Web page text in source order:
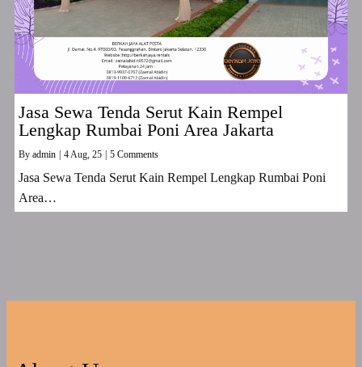
Jasa Sewa Tenda Serut Kain Rempel
Lengkap Rumbai Poni Area Jakarta
By admin 4Aug, 25 5 Comments
Jasa Sewa Tenda Serut Kain Rempel Lengkap Rumbai Poni
Area…